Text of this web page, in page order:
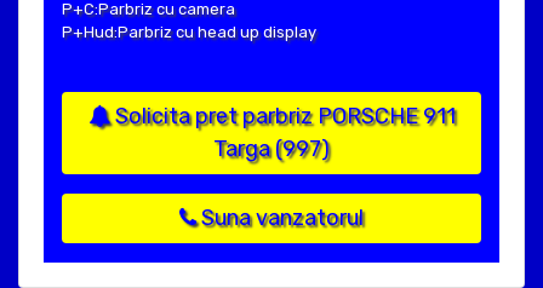
P+C:Parbriz cu camera
P+Hud:Parbriz cu head up display
Solicita pret parbriz PORSCHE 911
Targa (997)
Suna vanzatorul